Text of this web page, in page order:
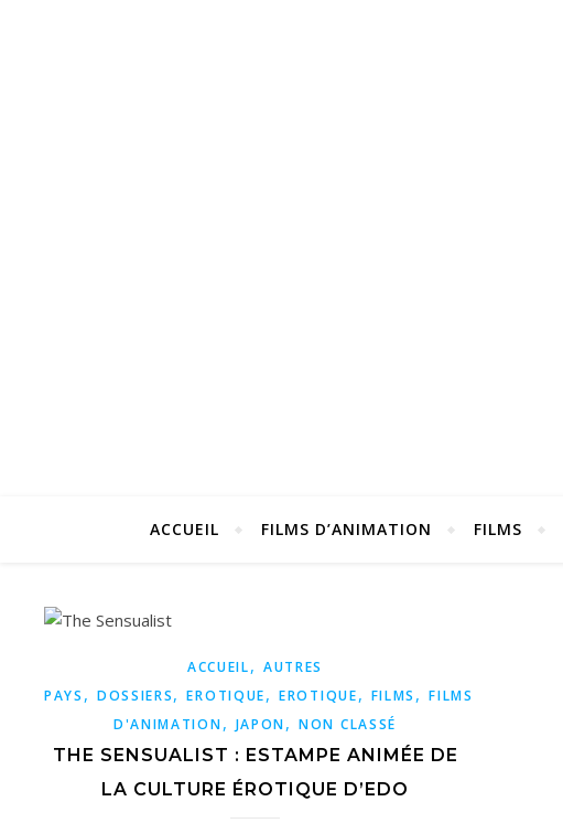
ACCUEIL FILMS D’ANIMATION FILMS
ACCUEIL, AUTRES
PAYS , DOSSIERS,EROTIQUE,EROTIQUE, FILMS ,FILMS
D'ANIMATION, JAPON,NON CLASSÉ
THE SENSUALIST : ESTAMPE ANIMÉE DE
LA CULTURE ÉROTIQUE D’EDO